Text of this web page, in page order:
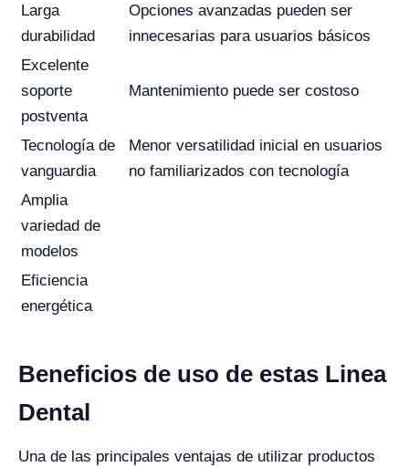
Larga
durabilidad
Opciones avanzadas pueden ser
innecesarias para usuarios básicos
Excelente
soporte
postventa
Mantenimiento puede ser costoso
Tecnología de
vanguardia
Menor versatilidad inicial en usuarios
no familiarizados con tecnología
Amplia
variedad de
modelos
Eficiencia
energética
Beneficios de uso de estas Linea
Dental
Una de las principales ventajas de utilizar productos